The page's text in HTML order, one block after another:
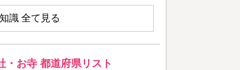
識 全て見る
・お寺 都道府県リスト